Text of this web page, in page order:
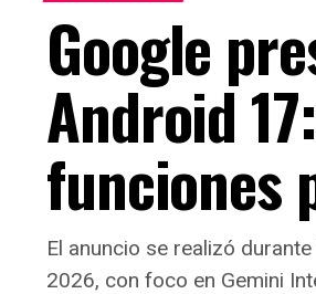
Google
Android
funciones
El anuncio se realizó
2026, con foco en Gemini